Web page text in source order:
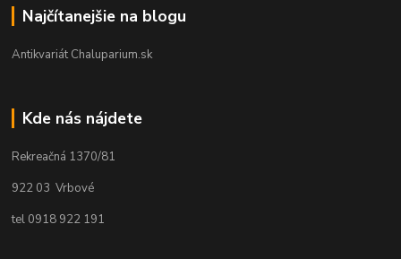
Najčítanejšie na blogu
Antikvariát Chaluparium.sk
Kde nás nájdete
Rekreačná 1370/81
922 03 Vrbové
tel 0918 922 191